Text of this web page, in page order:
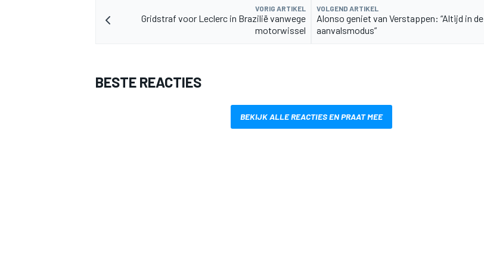
VORIG ARTIKEL
Gridstraf voor Leclerc in Brazilië vanwege
motorwissel
VOLGEND ARTIKEL
Alonso geniet van Verstappen: “Altijd in de
aanvalsmodus”
BESTE REACTIES
BEKIJK ALLE REACTIES EN PRAAT MEE